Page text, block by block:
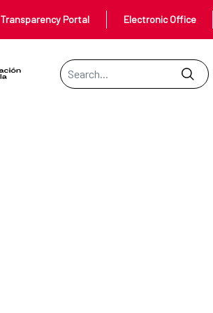
Transparency Portal Electronic Office
Search Bar